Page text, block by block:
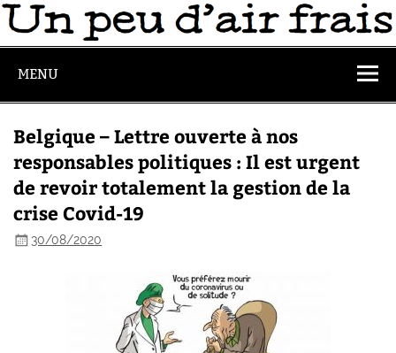
MENU
Belgique – Lettre ouverte à nos
responsables politiques : Il est urgent
de revoir totalement la gestion de la
crise Covid-19
30/08/2020